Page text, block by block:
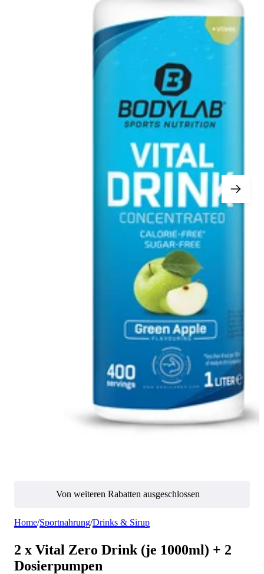
Von weiteren Rabatten ausgeschlossen
Home/Sportnahrung/Drinks & Sirup
2 x Vital Zero Drink (je 1000ml) + 2
Dosierpumpen